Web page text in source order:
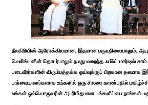
நீலகிரியின் ஆரோக்கியமான, இதமான பருவநிலையாலும்,
வெலிங்டனின் தொடர்பாலும் நமது மறைந்த ஃபீல்ட் மார்ஷல்
படைவீரர்களின் விரும்பத்தக்க ஓய்வுக்குப் பிறகான தலமாக
பார்வையாளர்களாக உங்களில் ஒரு சிலரை காண்பதில்
உங்கள் ஒவ்வொருவரின் அபரிமிதமான பங்களிப்பை நாங்கள்